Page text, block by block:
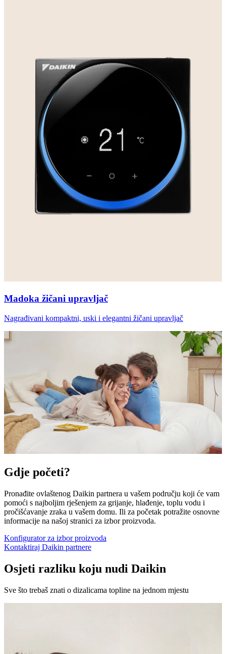
Madoka žičani upravljač
Nagrađivani kompaktni, uski i elegantni žičani upravljač
Gdje početi?
Pronađite ovlaštenog Daikin partnera u vašem području koji će vam
pomoći s najboljim rješenjem za grijanje, hlađenje, toplu vodu i
pročišćavanje zraka u vašem domu. Ili za početak potražite osnovne
informacije na našoj stranici za izbor proizvoda.
Konfigurator za izbor proizvoda
Kontaktiraj Daikin partnere
Osjeti razliku koju nudi Daikin
Sve što trebaš znati o dizalicama topline na jednom mjestu